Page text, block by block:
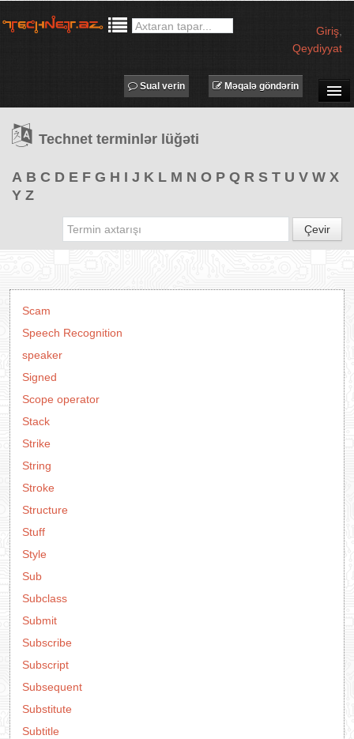
Giriş
Qeydiyyat
TƏDBİRLƏR
PROQRAMLAR
Məqalə göndərin
Sual verin
Technet terminlər lüğəti
A B C D E F G H I J K L M N O P Q R S T U V W X
Y Z
Çevir
Scam
Speech Recognition
speaker
Signed
Scope operator
Stack
Strike
String
Stroke
Structure
Stuff
Style
Sub
Subclass
Submit
Subscribe
Subscript
Subsequent
Substitute
Subtitle